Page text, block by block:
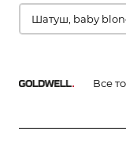
Шатуш, baby
Все